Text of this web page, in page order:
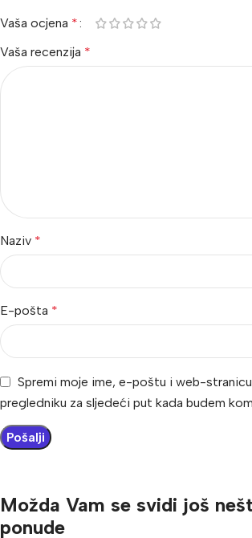
Vaša ocjena *
Vaša recenzija *
Naziv *
E-pošta *
Spremi moje ime, e-poštu i web-
pregledniku za sljedeći put kada budem
Možda Vam se svidi još
ponude